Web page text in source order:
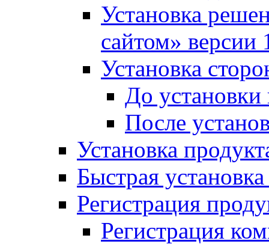
Установка
сайтом»
Установка
До установки
После
Установка
Быстрая
Регистрация
Регистрация